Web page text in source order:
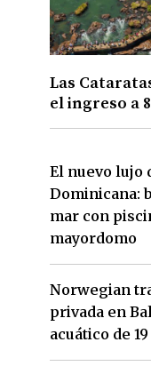
Las
el ingreso a
El nuevo lujo
Dominicana:
mar con
mayordomo
Norwegian
privada en
acuático de